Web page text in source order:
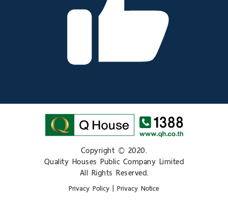
Copyright © 2020.
Quality Houses Public Company Limited
All Rights Reserved.
Privacy Policy | Privacy Notice